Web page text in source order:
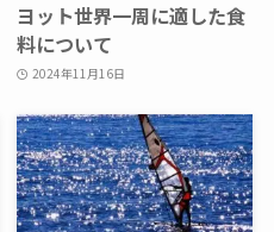
ヨット世界一周に適した食
料について
2024年11月16日